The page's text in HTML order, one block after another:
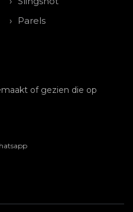
Parels
of gezien die op